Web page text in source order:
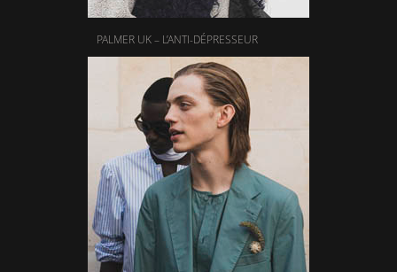
PALMER UK – L’ANTI-DÉPRESSEUR